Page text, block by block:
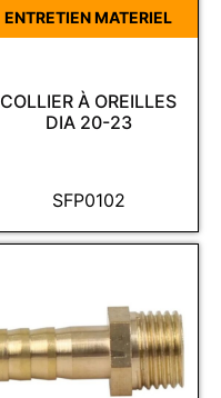
SFP0102
COLLIER À OREILLES
DIA 20-23
ENTRETIEN MATERIEL